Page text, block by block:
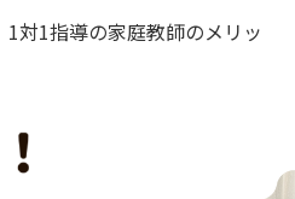
対1指導の家庭教師のメリッ